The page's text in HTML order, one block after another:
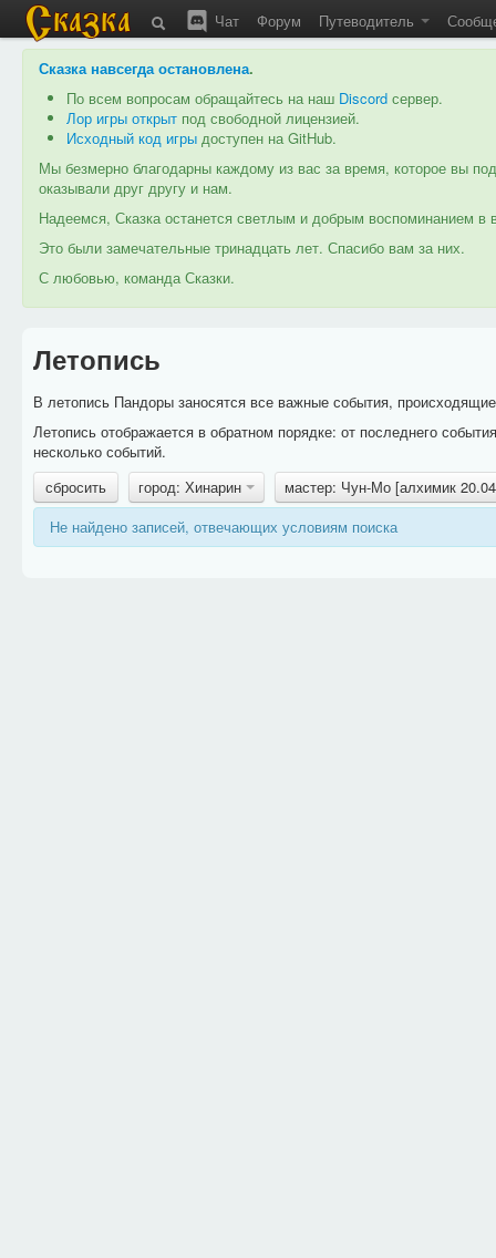
Чат Форум Путеводитель
Сказка навсегда остановлена.
По всем вопросам обращайтесь на наш Discord сервер.
Лор игры открыт под свободной лицензией.
Исходный код игры доступен на GitHub.
Мы безмерно благодарны каждому из вас за время, которое вы
оказывали друг другу и нам.
Надеемся, Сказка останется светлым и добрым воспоминанием
Это были замечательные тринадцать лет. Спасибо вам за них.
С любовью, команда Сказки.
Летопись
В летопись Пандоры заносятся все важные события,
Летопись отображается в обратном порядке: от последнего
несколько событий.
сбросить
город: Хинарин
мастер: Чун-Мо [алхимик
Не найдено записей, отвечающих условиям поиска